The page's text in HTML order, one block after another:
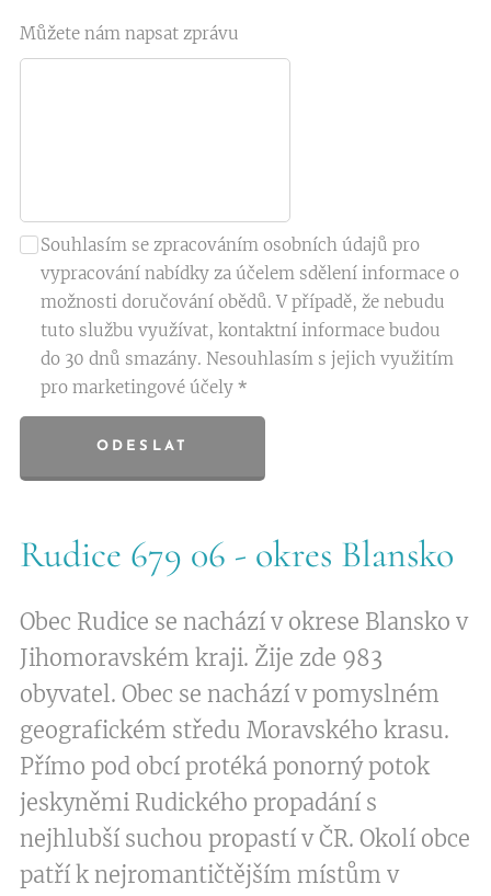
Můžete nám napsat zprávu
Souhlasím se zpracováním osobních údajů pro
vypracování nabídky za účelem sdělení informace o
možnosti doručování obědů. V případě, že nebudu
tuto službu využívat, kontaktní informace budou
do 30 dnů smazány. Nesouhlasím s jejich využitím
pro marketingové účely
ODESLAT
Rudice 679 06 - okres Blansko
Obec Rudice se nachází v okrese Blansko v
Jihomoravském kraji. Žije zde 983
obyvatel. Obec se nachází v pomyslném
geografickém středu Moravského krasu.
Přímo pod obcí protéká ponorný potok
jeskyněmi Rudického propadání s
nejhlubší suchou propastí v ČR. Okolí obce
patří k nejromantičtějším místům v